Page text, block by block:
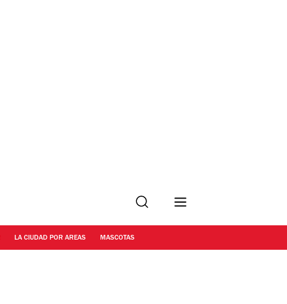
Buscar
LA CIUDAD POR AREAS MASCOTAS